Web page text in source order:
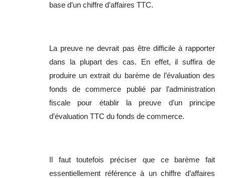
base d’un chiffre d’affaires TTC.
La preuve ne devrait pas être difficile à rapporter
dans la plupart des cas. En effet, il suffira de
produire un extrait du barème de l’évaluation des
fonds de commerce publié par l’administration
fiscale pour établir la preuve d’un principe
d’évaluation TTC du fonds de commerce.
Il faut toutefois préciser que ce barème fait
essentiellement référence à un chiffre d’affaires